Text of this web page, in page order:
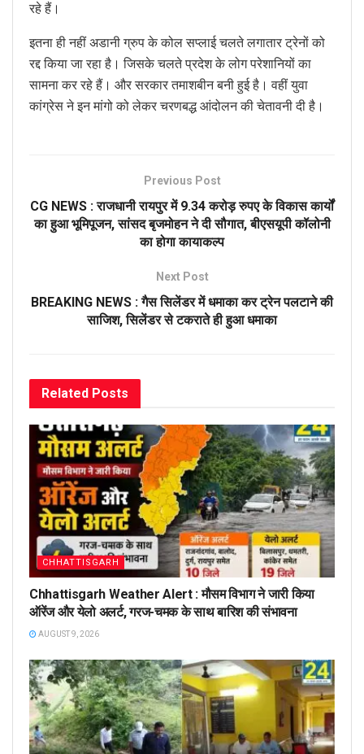
रहे हैं।
इतना ही नहीं अडानी ग्रुप के कोल सप्लाई चलते लगातार ट्रेनों को
रद्द किया जा रहा है। जिसके चलते प्रदेश के लोग परेशानियों का
सामना कर रहे हैं। और सरकार तमाशबीन बनी हुई है। वहीं युवा
कांग्रेस ने इन मांगो को लेकर चरणबद्ध आंदोलन की चेतावनी दी है।
Previous Post
CG NEWS : राजधानी रायपुर में 9.34 करोड़ रुपए के विकास कार्यों
का हुआ भूमिपूजन, सांसद बृजमोहन ने दी सौगात, बीएसयूपी कॉलोनी
का होगा कायाकल्प
Next Post
BREAKING NEWS : गैस सिलेंडर में धमाका कर ट्रेन पलटाने की
साजिश, सिलेंडर से टकराते ही हुआ धमाका
Related Posts
CHHATTISGARH
Chhattisgarh Weather Alert : मौसम विभाग ने जारी किया
ऑरेंज और येलो अलर्ट, गरज-चमक के साथ बारिश की संभावना
AUGUST 9, 2026